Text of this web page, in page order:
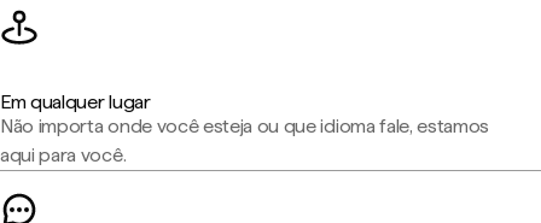
Em qualquer lugar
Não importa onde você esteja ou que idioma fale, estamos
aqui para você.